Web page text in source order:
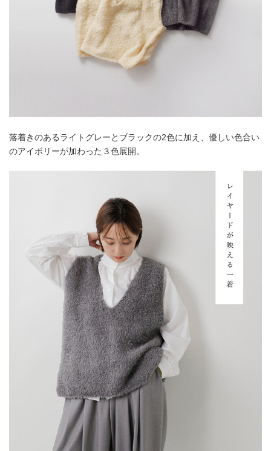
落着きのあるライトグレーとブラックの2色に加え、優しい色合い
のアイボリーが加わった３色展開。